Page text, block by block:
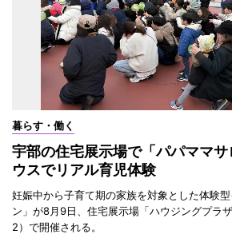
暮らす・働く
宇部の住宅展示場で「パパママ
ウスでリアル育児体験
妊娠中から子育て期の家族を対象とした体験
ン」が8月9日、住宅展示場「ハウジングプラ
2）で開催される。